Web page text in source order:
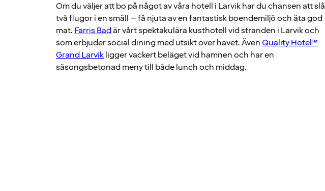
Om du väljer att bo på något av våra hotell i Larvik har du chansen att slå
två flugor i en smäll – få njuta av en fantastisk boendemiljö och äta god
mat. Farris Badär vårt spektakulära kusthotell vid stranden i Larvik och
som erbjuder social dining med utsikt över havet. Även Quality Hotel™
Grand Larvikligger vackert beläget vid hamnen och har en
säsongsbetonad meny till både lunch och middag.